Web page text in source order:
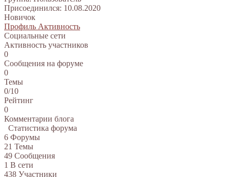
Присоединился: 10.08.2020
Новичок
Профиль Активность
Социальные сети
Активность участников
0
Сообщения на форуме
0
Темы
0/10
Рейтинг
0
Комментарии блога
Статистика форума
6 Форумы
21 Темы
49 Сообщения
1 В сети
438 Участники